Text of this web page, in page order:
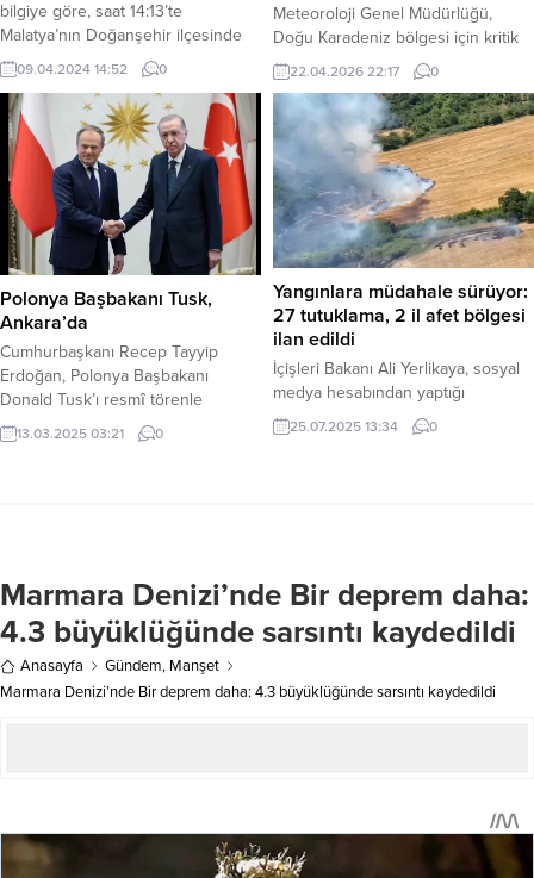
bilgiye göre, saat 14:13’te
Malatya’nın Doğanşehir ilçesinde
3.8 büyüklüğünde deprem
meydana geldi. 2.5 kilometre
derinlikte meydana gelen deprem,
çevre illerde de hissedildi.
Depremden dolayı herhangi bir can
kaybı veya yaralanma bildirilmedi.
İlk belirlemelere göre bazı
binalarda hasar meydana geldi.
AFAD ekipleri bölgeye sevk edildi
ve...
09.04.2024 14:52 0
Meteoroloji Genel Müdürlüğü,
Doğu Karadeniz bölgesi için kritik
bir uyarı yayımladı. 22 Nisan 2026
tarihli ve 270 numaralı meteorolojik
uyarıya göre; bölge genelinde
kuvvetli, yer yer ise çok kuvvetli
yağışların etkili olması bekleniyor.
Haber Merkezi – Yapılan son
değerlendirmelere göre, 23 Nisan
Perşembe gününden itibaren
Karadeniz’in doğusunda hava
22.04.2026 22:17 0
Polonya Başbakanı Tusk,
Ankara’da
Cumhurbaşkanı Recep Tayyip
Erdoğan, Polonya Başbakanı
Donald Tusk’ı resmî törenle
karşıladı. Cumhurbaşkanı Erdoğan,
Cumhurbaşkanlığı Külliyesi’nin giriş
merdivenlerden çıkarken koluna
Cumhurbaşkanı Erdoğan ile Tusk,
Türk ve...
13.03.2025 03:21 0
Yangınlara müdahale sürüyor:
27 tutuklama, 2 il afet bölgesi
ilan edildi
İçişleri Bakanı Ali Yerlikaya, sosyal
medya hesabından yaptığı
paylaşımda, 27 Haziran-24 Temmuz
2025 tarihleri arasında Türkiye’de
kurtarma aracı, Jandarma’dan 8 bin
953 personel ve 18 hava aracı,
Emniyet’ten bin 675...
25.07.2025 13:34 0
Marmara Denizi’nde Bir deprem daha:
4.3 büyüklüğünde sarsıntı kaydedildi
Anasayfa Gündem, Manşet
Marmara Denizi’nde Bir deprem daha: 4.3 büyüklüğünde sarsıntı kaydedildi